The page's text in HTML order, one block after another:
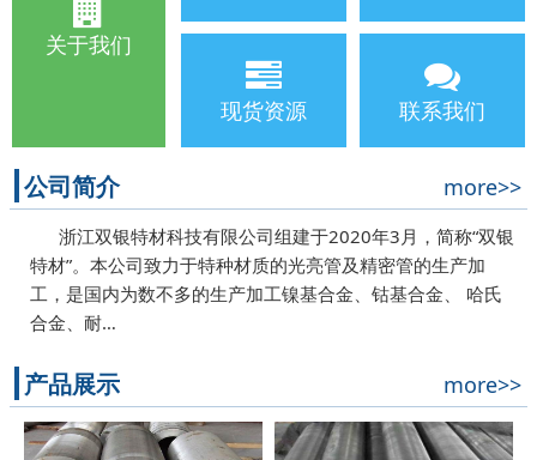
关于我们
现货资源 联系我们
公司简介 more>>
浙江双银特材科技有限公司组建于2020年3月，简称“双银
特材”。本公司致力于特种材质的光亮管及精密管的生产加
工，是国内为数不多的生产加工镍基合金、钴基合金、 哈氏
合金、耐…
产品展示 more>>